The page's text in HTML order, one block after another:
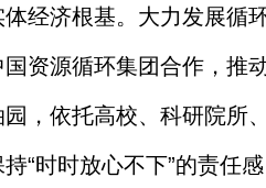
体经济根基。大力发展循
资源循环集团合作，推
，依托高校、科研院所
持“时时放心不下”的责任